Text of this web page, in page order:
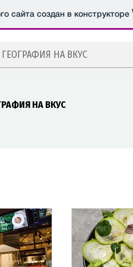
сайта создан в конструкторе
ГЕОГРАФИЯ НА ВКУС
НА ВКУС
Москва Санкт-